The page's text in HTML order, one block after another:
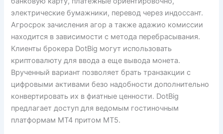
электрические бумажники, перевод через индоссант.
Агросрок зачисления агор а также адажио комиссии
находится в зависимости с метода перебрасывания.
Клиенты брокера DotBig могут использовать
криптовалюту для ввода а еще вывода монета.
Врученный вариант позволяет брать транзакции с
цифровыми активами безо надобности дополнительно
конвертировать их в фиатные ценности. DotBig
предлагает доступ для ведомым гостиночным
платформам MT4 притом MT5.